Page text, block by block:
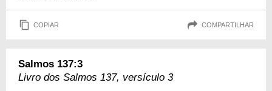
COPIAR COMPARTILHAR
Salmos 137:3
Livro dos Salmos 137, versículo 3